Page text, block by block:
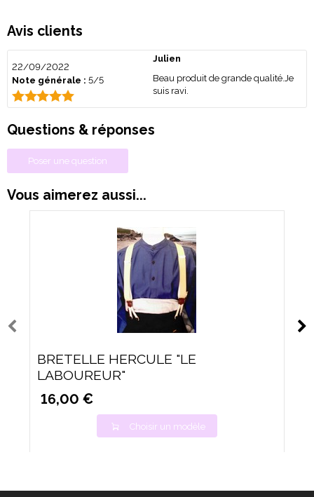
Avis clients
22/09/2022
Note générale : 5/5
Julien
Beau produit de grande qualité.Je
suis ravi.
Questions & réponses
Poser une question
Vous aimerez aussi...
BRETELLE HERCULE "LE
LABOUREUR"
16,00 €
Choisir un modèle